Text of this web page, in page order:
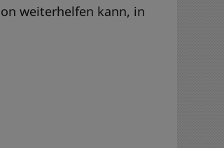
weiterhelfen kann, in